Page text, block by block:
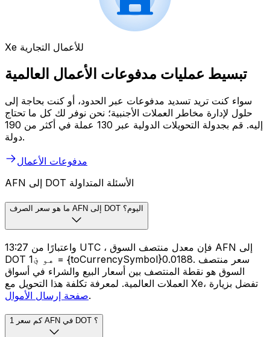
Xe للأعمال التجارية
تبسيط عمليات مدفوعات الأعمال العالمية
سواء كنت تريد تسديد مدفوعات عبر الحدود، أو كنت بحاجة إلى
حلول لإدارة مخاطر العملات الأجنبية؛ نحن نوفر لك كل ما تحتاج
إليه. قم بجدولة التحويلات الدولية عبر 130 عملة في أكثر من 190
دولة.
مدفوعات الأعمال
AFN إلى DOT الأسئلة المتداولة
ما هو سعر الصرف AFN إلى DOT اليوم؟
واعتبارًا من 13:27 UTC ، فإن معدل منتصف السوق AFN إلى
DOT هو ؋1 = {toCurrencySymbol}0.0188. سعر منتصف
السوق هو نقطة المنتصف بين أسعار البيع والشراء في أسواق
العملات العالمية. لمعرفة تكلفة هذا التحويل مع Xe، تفضل بزيارة
صفحة إرسال الأموال.
كم سعر 1 AFN في DOT ؟